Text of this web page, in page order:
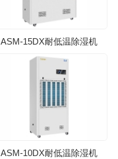
ASM-15DX耐低温除湿机
ASM-10DX耐低温除湿机